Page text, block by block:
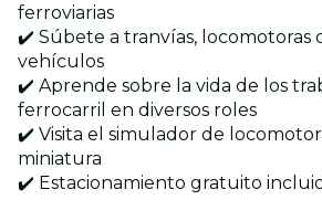
ferroviarias
✔️ Súbete a tranvías, locomotoras
vehículos
✔️ Aprende sobre la vida de los
ferrocarril en diversos roles
✔️ Visita el simulador de
miniatura
✔️ Estacionamiento gratuito